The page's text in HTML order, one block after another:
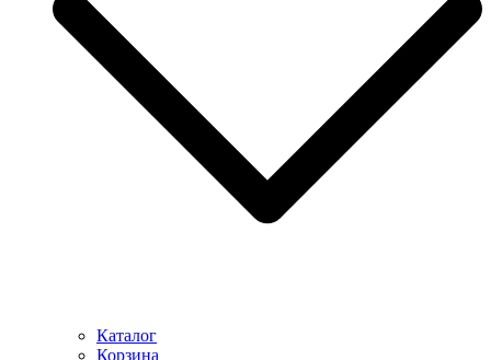
Каталог
Корзина